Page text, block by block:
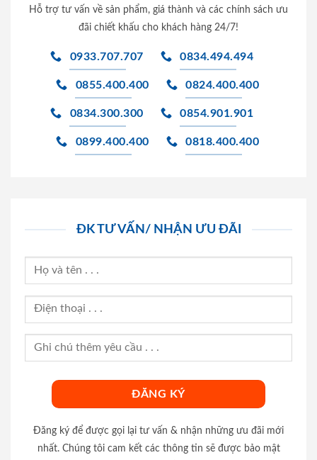
Hỗ trợ tư vấn về sản phẩm, giá thành và các chính sách ưu
đãi chiết khấu cho khách hàng 24/7!
0933.707.707 0834.494.494
0855.400.400 0824.400.400
0834.300.300 0854.901.901
0899.400.400 0818.400.400
ĐK TƯ VẤN/ NHẬN ƯU ĐÃI
Đăng ký để được gọi lại tư vấn & nhận những ưu đãi mới
nhất. Chúng tôi cam kết các thông tin sẽ được bảo mật